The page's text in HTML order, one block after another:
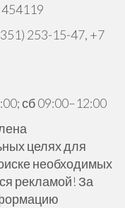
253-15-47, +7
сб 09:00–12:00
целях для
необходимых
рекламой! За